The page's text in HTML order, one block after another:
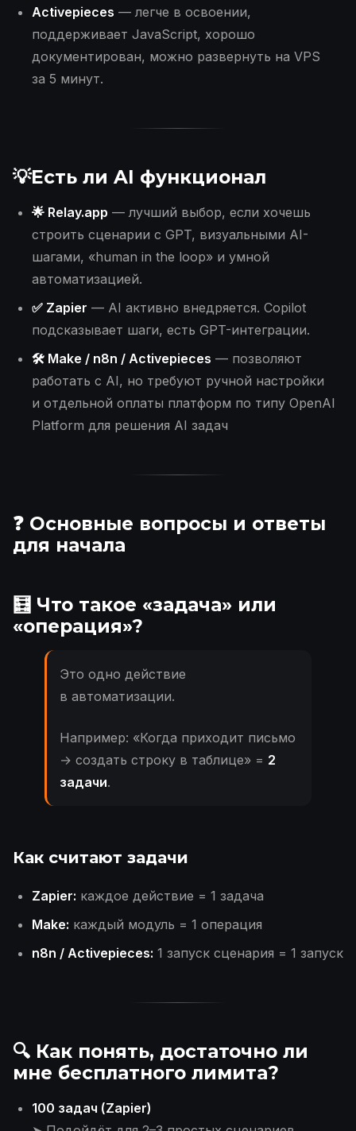
Activepieces — легче в освоении,
поддерживает JavaScript, хорошо
документирован, можно развернуть на VPS
за 5 минут.
💡Есть ли AI функционал
🌟 Relay.app — лучший выбор, если хочешь
строить сценарии с GPT, визуальными AI-
шагами, «human in the loop» и умной
автоматизацией.
✅ Zapier — AI активно внедряется. Copilot
подсказывает шаги, есть GPT-интеграции.
🛠 Make / n8n / Activepieces — позволяют
работать с AI, но требуют ручной настройки
и отдельной оплаты платформ по типу OpenAI
Platform для решения AI задач
❓ Основные вопросы и ответы
для начала
🧮 Что такое «задача» или
«операция»?
Это одно действие
в автоматизации.
Например: «Когда приходит письмо
→ создать строку в таблице» = 2
задачи.
Как считают задачи
Zapier: каждое действие = 1 задача
Make: каждый модуль = 1 операция
n8n / Activepieces: 1 запуск сценария = 1 запуск
🔍 Как понять, достаточно ли
мне бесплатного лимита?
100 задач (Zapier)